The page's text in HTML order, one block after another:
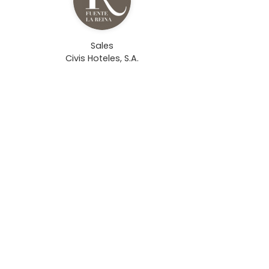
Sales
Civis Hoteles, S.A.